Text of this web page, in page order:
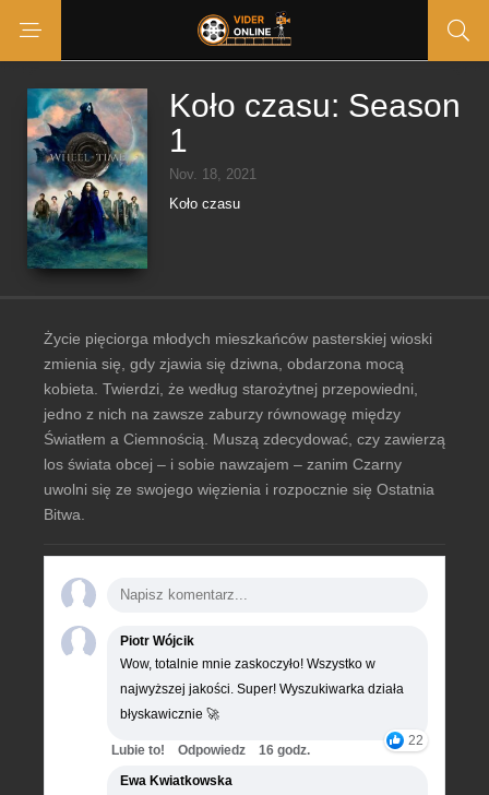
Koło czasu: Season
1
Nov. 18, 2021
Koło czasu
Życie pięciorga młodych mieszkańców pasterskiej wioski
zmienia się, gdy zjawia się dziwna, obdarzona mocą
kobieta. Twierdzi, że według starożytnej przepowiedni,
jedno z nich na zawsze zaburzy równowagę między
Światłem a Ciemnością. Muszą zdecydować, czy zawierzą
los świata obcej – i sobie nawzajem – zanim Czarny
uwolni się ze swojego więzienia i rozpocznie się Ostatnia
Bitwa.
Piotr Wójcik
Wow, totalnie mnie zaskoczyło! Wszystko w
najwyższej jakości. Super! Wyszukiwarka działa
błyskawicznie 🚀
22
Lubie to! Odpowiedz
16 godz.
Ewa Kwiatkowska